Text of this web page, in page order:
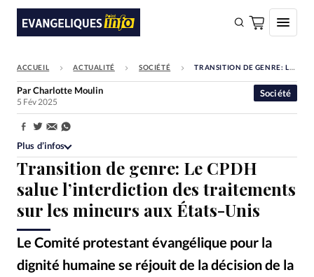
FAIRE UN DON
Faire un don
Eglises
Société
Monde
Bible
Toute l'actualité
Se connecter
ACCUEIL ACTUALITÉ SOCIÉTÉ TRANSITION DE GENRE: LE CPDH SALUE L’INTERDICTION DES TRAITEMENTS SUR LES MINEURS AUX ÉTATS-UNIS
Transition de genre: Le CPDH
salue l’interdiction des traitements
sur les mineurs aux États-Unis
Le Comité protestant évangélique pour la
dignité humaine se réjouit de la décision de la
Société
ParCharlotte Moulin
5 Fév 2025
Partager:
Plus d’infos